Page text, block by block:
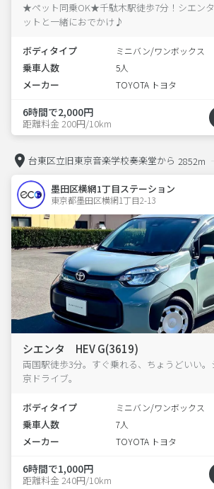
★ペット同乗OK★千駄木駅徒歩7分！シエン
ットと一緒におでかけ♪
ボディタイプ ミニバン/ワンボックス
乗車人数 5人
メーカー TOYOTA トヨタ
6時間で2,000円
距離料金 200円/10km
台東区立旧東京音楽学校奏楽堂から 2852m
墨田区横網1丁目ステーション
東京都墨田区横網1丁目2-13
シエンタ HEV G(3619)
両国駅徒歩3分。すぐ乗れる、ちょうどいい
京ドライブ。
ボディタイプ ミニバン/ワンボックス
乗車人数 7人
メーカー TOYOTA トヨタ
6時間で1,000円
距離料金 240円/10km